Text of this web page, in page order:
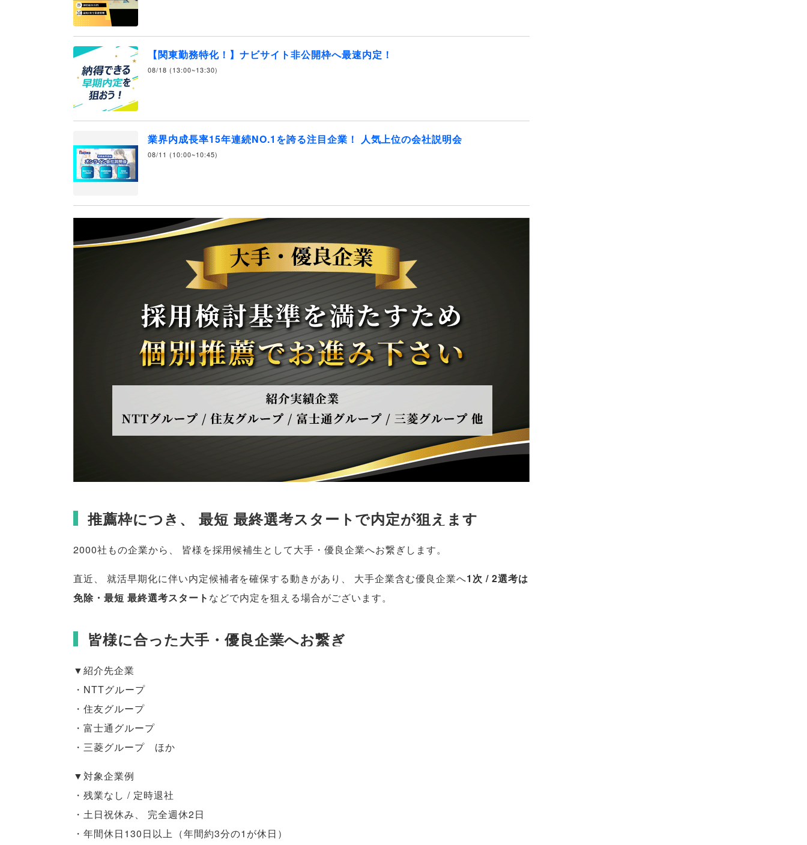
【関東勤務特化！】ナビサイト非公開枠へ最速内定！
08/18 (13:00~13:30)
業界内成長率15年連続NO.1を誇る注目企業！ 人気上位の会社説明会
08/11 (10:00~10:45)
推薦枠につき 、 最短 最終選考スタートで内定が狙えます
2000社もの企業から 、 皆様を採用候補生として大手・優良企業へお繋ぎします。
直近、 就活早期化に伴い内定候補者を確保する動きがあり 、 大手企業含む優良企業へ1次 / 2選考は
免除・最短 最終選考スタート などで内定を狙える場合がございます。
皆様に合った大手・優良企業へお繋ぎ
▼紹介先企業
・NTTグループ
・住友グループ
・富士通グループ
・三菱グループ ほか
▼対象企業例
・残業なし / 定時退社
・土日祝休み、
完全週休2日
・年間休日130日以上 （年間約3分の1が休日 ）